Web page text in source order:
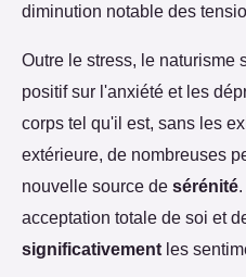
diminution notable des
Outre le stress, le naturisme
positif sur l'anxiété et les
corps tel qu'il est, sans les
extérieure, de nombreuses
nouvelle source de sérénité
acceptation totale de soi et
significativement les